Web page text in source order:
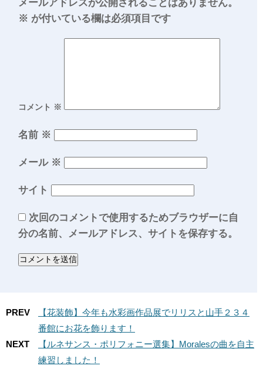
メールアドレスが公開されることはありません。
※ が付いている欄は必須項目です
コメント ※
名前 ※
メール ※
サイト
次回のコメントで使用するためブラウザーに自
分の名前、メールアドレス、サイトを保存する。
PREV
【花装飾】今年も水彩画作品展でリリスと山手２３４
番館にお花を飾ります！
NEXT
【ルネサンス・ポリフォニー選集】Moralesの曲を自主
練習しました！